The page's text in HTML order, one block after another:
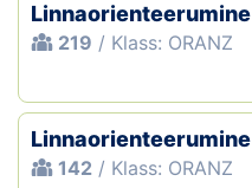
Linnaorienteerumine
219 / Klass: ORANZ
Linnaorienteerumine
142 / Klass: ORANZ